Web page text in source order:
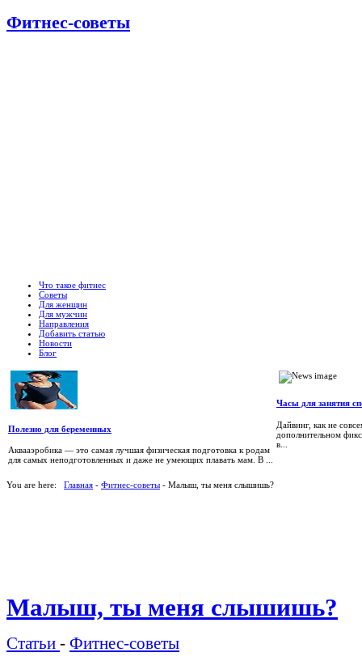
Фитнес-советы
Что такое фитнес
Советы
Для женщин
Для мужчин
Направления
Добавить статью
Новости
Блог
Полезно для беременных
Аквааэробика — это самая лучшая физическая подготовка к родам
для самых неподготовленных и даже не умеющих плавать мам. В ...
Часы для занятия
Дайвинг, как не
дополнительном
в...
You are here: Главная - Фитнес-советы - Малыш, ты меня слышишь?
Малыш, ты меня слышишь?
Статьи - Фитнес-советы